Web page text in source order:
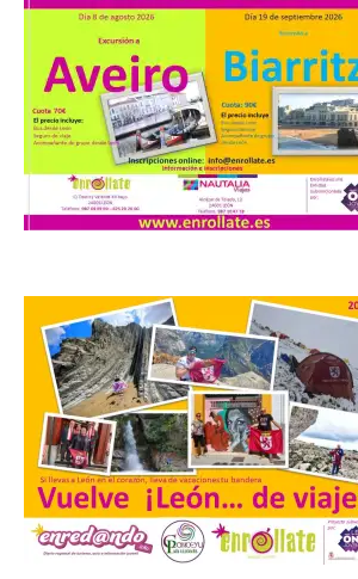
Food trucks y música en
Valencia de Don Juan en
una nueva edición de
Castle Food 2026
7 Ago 2026
Castle Food combina la
música en directo con
localidad leonesa de Valencia de Don Juan
sigue adelante con su calendario de
eventos veraniegos para este año 2026.
[…]
La Comisión actualiza su
programa insignia de
prácticas Blue Book,
abriéndolo a titulados de
EFP